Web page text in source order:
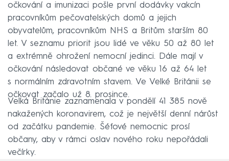
očkování a imunizaci pošle první dodávky vakcín
pracovníkům pečovatelských domů a jejich
obyvatelům, pracovníkům NHS a Britům starším 80
let. V seznamu priorit jsou lidé ve věku 50 až 80 let
a extrémně ohrožení nemocní jedinci. Dále mají v
očkování následovat občané ve věku 16 až 64 let
s normálním zdravotním stavem. Ve Velké Británii se
očkovat začalo už 8. prosince.
Velká Británie zaznamenala v pondělí 41 385 nově
nakažených koronavirem, což je největší denní nárůst
od začátku pandemie. Šéfové nemocnic prosí
občany, aby v rámci oslav nového roku nepořádali
večírky.